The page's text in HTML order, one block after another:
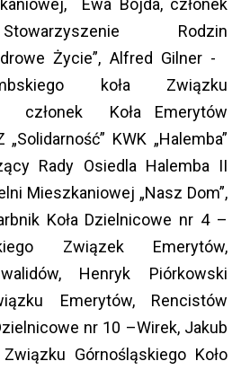
Rodzin
Życie”, Alfred Gilner -
koła Związku
członek Koła Emerytów
KWK „Halemba”
Rady Osiedla Halemba II
Mieszkaniowej „Nasz Dom”,
Koła Dzielnicowe nr 4 –
Związek Emerytów,
Henryk Piórkowski
Emerytów, Rencistów
nr 10 –Wirek, Jakub
Górnośląskiego Koło